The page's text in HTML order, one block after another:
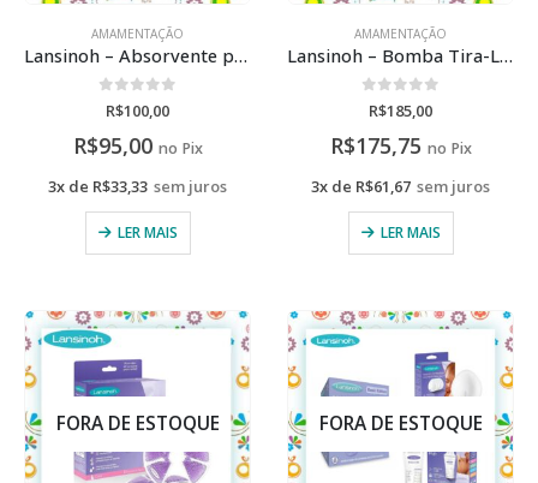
AMAMENTAÇÃO
Lansinoh – Absorvente para seios lavável
0de 5
R$100,00
R$95,00 no Pix
3x de R$33,33 sem juros
LER MAIS
AMAMENTAÇÃO
Lansinoh – Bomba Tira-Leite manual
0de 5
R$185,00
R$175,75 no Pix
3x de R$61,67 sem juros
LER MAIS
FORA DE ESTOQUE FORA DE ESTOQUE